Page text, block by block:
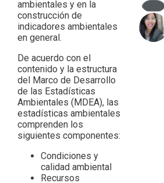
ambientales y en la
construcción de
indicadores ambientales
en general.
De acuerdo con el
contenido y la estructura
del Marco de Desarrollo
de las Estadísticas
Ambientales (MDEA), las
estadísticas ambientales
comprenden los
siguientes componentes:
Condiciones y
calidad ambiental
Recursos